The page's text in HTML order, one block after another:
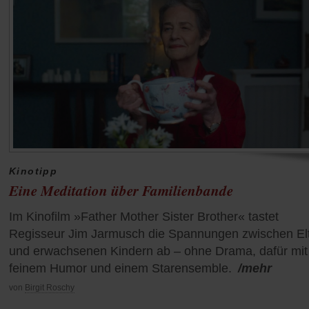
Kinotipp
Eine Meditation über Familienbande
Im Kinofilm »Father Mother Sister Brother« tastet
Regisseur Jim Jarmusch die Spannungen zwischen
und erwachsenen Kindern ab – ohne Drama, dafür mit
feinem Humor und einem Starensemble. /mehr
von Birgit Roschy